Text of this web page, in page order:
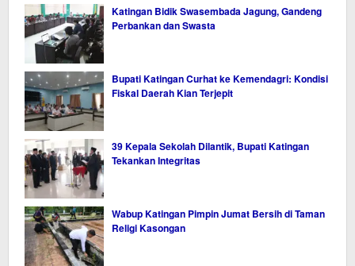
Katingan Bidik Swasembada Jagung, Gandeng
Perbankan dan Swasta
Bupati Katingan Curhat ke Kemendagri: Kondisi
Fiskal Daerah Kian Terjepit
39 Kepala Sekolah Dilantik, Bupati Katingan
Tekankan Integritas
Wabup Katingan Pimpin Jumat Bersih di Taman
Religi Kasongan